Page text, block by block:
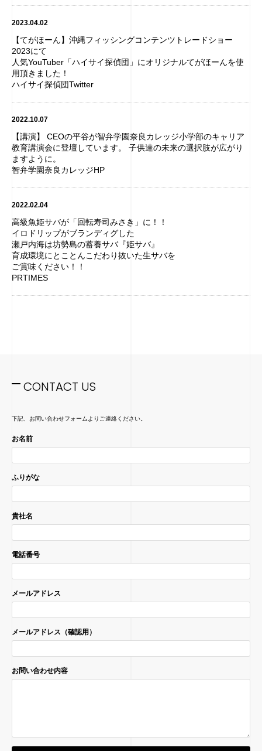
2023.04.02
【てがほーん】沖縄フィッシングコンテンツトレードショー
2023にて
人気YouTuber「ハイサイ探偵団」にオリジナルてがほーんを使
用頂きました！
ハイサイ探偵団Twitter
2022.10.07
【講演】 CEOの平谷が智弁学園奈良カレッジ小学部のキャリア
教育講演会に登壇しています。 子供達の未来の選択肢が広がり
ますように。
智弁学園奈良カレッジHP
2022.02.04
高級魚姫サバが「回転寿司みさき」に！！
イロドリップがブランディグした
瀬戸内海は坊勢島の蓄養サバ『姫サバ』
育成環境にとことんこだわり抜いた生サバを
ご賞味ください！！
PRTIMES
CONTACT US
下記、お問い合わせフォームよりご連絡ください。
お名前
ふりがな
貴社名
電話番号
メールアドレス
メールアドレス（確認用）
お問い合わせ内容